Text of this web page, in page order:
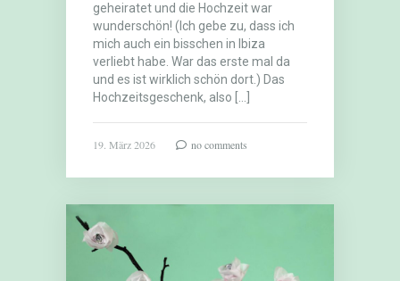
geheiratet und die Hochzeit war
wunderschön! (Ich gebe zu, dass ich
mich auch ein bisschen in Ibiza
verliebt habe. War das erste mal da
und es ist wirklich schön dort.) Das
Hochzeitsgeschenk, also […]
19. März 2026 no comments